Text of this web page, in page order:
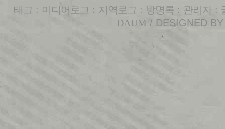
태그 : 미디어로그 : 지역로그 : 방명록 : 관리자 :
DAUM / DESIGNED